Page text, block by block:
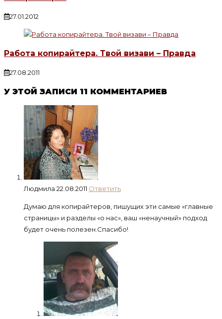
27.01.2012
Работа копирайтера. Твой визави – Правда
27.08.2011
У ЭТОЙ ЗАПИСИ 11 КОММЕНТАРИЕВ
Людмила 22.08.2011 Ответить
Думаю для копирайтеров, пишущих эти самые «главные
страницы» и разделы «о нас», ваш «ненаучный» подход
будет очень полезен.Спасибо!